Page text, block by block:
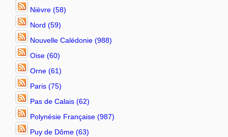
Nièvre (58)
Nord (59)
Nouvelle Calédonie (988)
Oise (60)
Orne (61)
Paris (75)
Pas de Calais (62)
Polynésie Française (987)
Puy de Dôme (63)